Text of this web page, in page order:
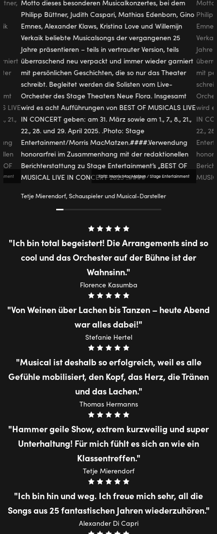
Foto: Morris Mac Matzen / Stage Entertainment
Tetje Mierendorf, Schauspieler und Musical-Darsteller
Ich bin total begeistert! Die Arrangements sind so
cool und das Orchester auf der Bühne ist der
Wahnsinn.
Florence Kasumba
Von Weinen über Lachen bis Tanzen – heute Abend
war alles dabei!
Stefanie Hertel
Musical ist deshalb so erfolgreich, weil es alle
Gefühle mobilisiert, den Kopf, das Herz, die Tränen
und das Lachen.
Thomas Hermanns
Hammer geile Show, extrem kurzweilig und super
Unterhaltung! Für mich fühlt es sich an wie ein
Klassentreffen.
Tetje Mierendorf
Ich bin hin und weg. Ich freue mich sehr, all die
Songs aus 25 fantastischen Jahren wiederzuhören.
Alexander Di Capri